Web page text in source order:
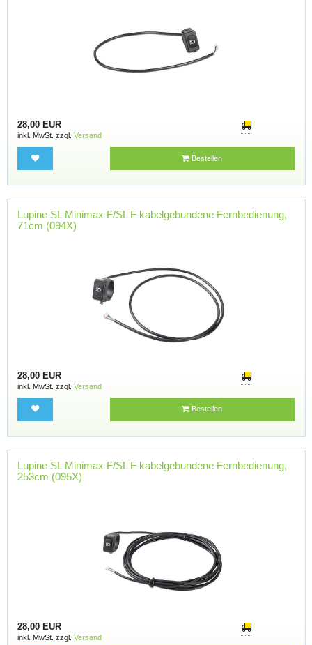
28,00 EUR
inkl. MwSt. zzgl. Versand
Bestellen
Lupine SL Minimax F/SL F kabelgebundene Fernbedienung,
71cm (094X)
28,00 EUR
inkl. MwSt. zzgl. Versand
Bestellen
Lupine SL Minimax F/SL F kabelgebundene Fernbedienung,
253cm (095X)
28,00 EUR
inkl. MwSt. zzgl. Versand